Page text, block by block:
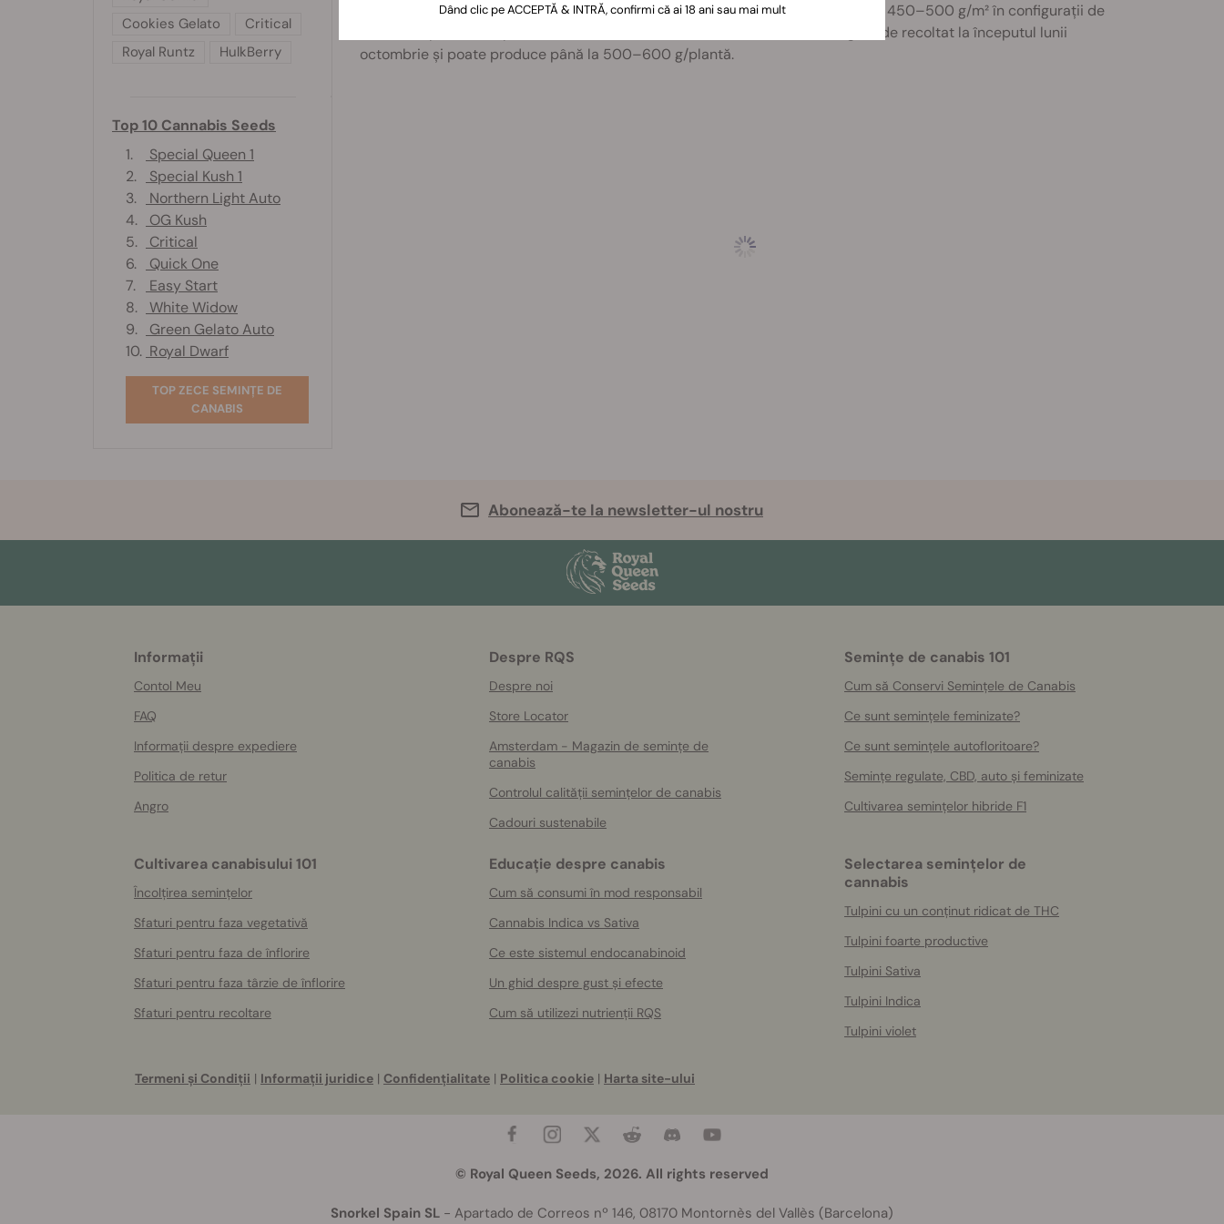
îngrijită cu dragoste și grijă, GDP poate oferi rezultate mulțumitoare de până la 450–500 g/m² în configurații de
interior după 8–10 săptămâni de înflorire. Când este crescută afară, va fi gata de recoltat la începutul lunii
octombrie și poate produce până la 500–600 g/plantă.
Cookies Gelato
Critical
Royal Runtz
HulkBerry
Top 10 Cannabis Seeds
1.
Special Queen 1
2.
Special Kush 1
3.
Northern Light Auto
4.
OG Kush
5.
Critical
6.
Quick One
7.
Easy Start
8.
White Widow
9.
Green Gelato Auto
10. Royal Dwarf
TOP ZECE SEMINȚE DE
CANABIS
Abonează-te la newsletter-ul nostru
Informații
Contol Meu
FAQ
Informații despre expediere
Politica de retur
Angro
Despre RQS
Despre noi
Store Locator
Amsterdam - Magazin de semințe de
canabis
Controlul calității semințelor de canabis
Cadouri sustenabile
Semințe de canabis 101
Cum să Conservi Semințele de Canabis
Ce sunt semințele feminizate?
Ce sunt semințele autofloritoare?
Semințe regulate, CBD, auto și feminizate
Cultivarea semințelor hibride F1
Cultivarea canabisului 101
Încolțirea semințelor
Sfaturi pentru faza vegetativă
Sfaturi pentru faza de înflorire
Sfaturi pentru faza târzie de înflorire
Sfaturi pentru recoltare
Educație despre canabis
Cum să consumi în mod responsabil
Cannabis Indica vs Sativa
Ce este sistemul endocanabinoid
Un ghid despre gust și efecte
Cum să utilizezi nutrienții RQS
Selectarea semințelor de
cannabis
Tulpini cu un conținut ridicat de THC
Tulpini foarte productive
Tulpini Sativa
Tulpini Indica
Tulpini violet
Termeni și Condiții | Informații juridice | Confidențialitate | Politica cookie | Harta site-ului
© Royal Queen Seeds, 2026. All rights reserved
Snorkel Spain SL - Apartado de Correos nº 146, 08170 Montornès del Vallès (Barcelona)
Dând clic pe ACCEPTĂ & INTRĂ, confirmi că ai 18 ani sau mai mult